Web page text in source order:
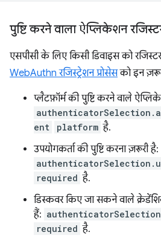
पुष्टि करने वाला ऐप्लिकेशन
एसपीसी के लिए किसी डिवाइस को
WebAuthn रजिस्ट्रेशन प्रोसेसको इन
प्लैटफ़ॉर्म की पुष्टि करने वाले
ent
platform है.
उपयोगकर्ता की पुष्टि करना ज़रूरी है:
required है.
डिस्कवर किए जा सकने वाले
हैं:
required है.